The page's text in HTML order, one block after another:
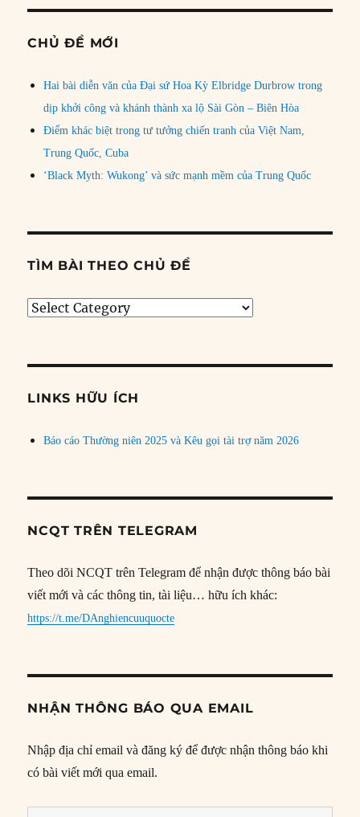
CHỦ ĐỀ MỚI
Hai bài diễn văn của Đại sứ Hoa Kỳ Elbridge Durbrow trong
dịp khởi công và khánh thành xa lộ Sài Gòn – Biên Hòa
Điểm khác biệt trong tư tưởng chiến tranh của Việt Nam,
Trung Quốc, Cuba
‘Black Myth: Wukong’ và sức mạnh mềm của Trung Quốc
TÌM BÀI THEO CHỦ ĐỀ
Tìm
đề
LINKS HỮU ÍCH
Báo cáo Thường niên 2025 và Kêu gọi tài trợ năm 2026
NCQT TRÊN TELEGRAM
Theo dõi NCQT trên Telegram để nhận được thông báo bài
viết mới và các thông tin, tài liệu… hữu ích khác:
https://t.me/DAnghiencuuquocte
NHẬN THÔNG BÁO QUA EMAIL
Nhập địa chỉ email và đăng ký để được nhận thông báo khi
có bài viết mới qua email.